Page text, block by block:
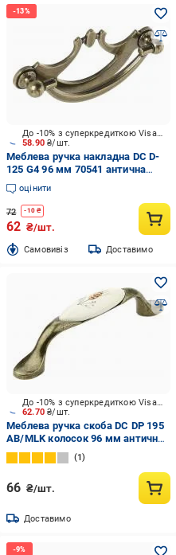
58.90₴/шт.
До -10% з суперкредиткою Visa Вигода
Меблева ручка накладна DC D-
125 G4 96 мм 70541 антична
бронза
оцінити
72 -10 ₴
62 ₴/шт.
Cамовивіз Доставимо
62.70₴/шт.
До -10% з суперкредиткою Visa Вигода
Меблева ручка скоба DC DP 195
AB/MLK колосок 96 мм антична
бронза
1
66 ₴/шт.
Доставимо